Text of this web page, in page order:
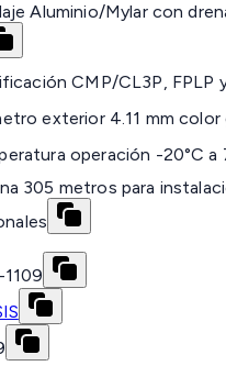
Aluminio/Mylar con
CMP/CL3P, FPLP
exterior 4.11 mm color
operación -20°C a
305 metros para